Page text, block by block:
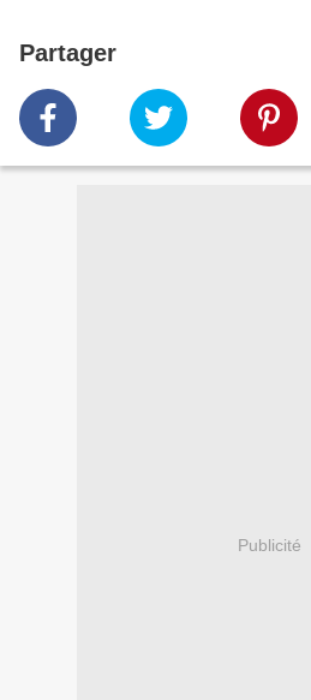
Partager
Publicité